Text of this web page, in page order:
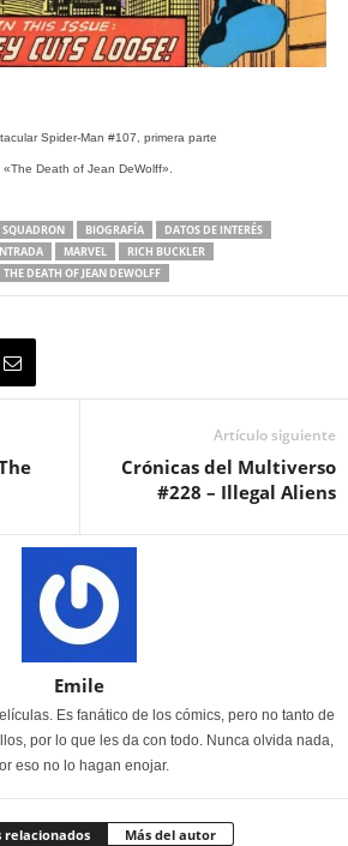
Spider-Man #107, primera parte
«The Death of Jean DeWolff».
SQUADRON BIOGRAFÍA
DATOS DE INTERÉS
MARVEL
RICH BUCKLER
THE DEATH OF JEAN DEWOLFF
Artículo siguiente
Crónicas del Multiverso
#228 – Illegal Aliens
Emile
Es fanático de los cómics, pero no tanto de
por lo que les da con todo. Nunca olvida nada,
eso no lo hagan enojar.
relacionados Más del autor